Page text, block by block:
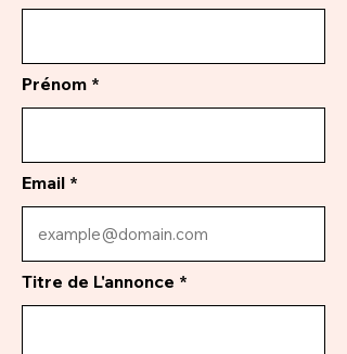
Prénom
Email
Titre de L'annonce